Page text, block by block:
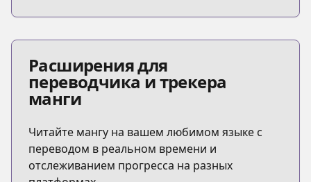
Расширения для
переводчика и трекера
манги
Читайте мангу на вашем любимом языке с
переводом в реальном времени и
отслеживанием прогресса на разных